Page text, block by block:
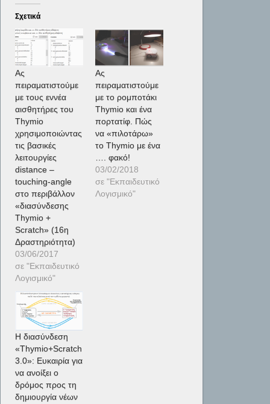
Σχετικά
Ας
πειραματιστούμε
με τους εννέα
αισθητήρες του
Thymio
χρησιμοποιώντας
τις βασικές
λειτουργίες
distance –
touching-angle
στο περιβάλλον
«διασύνδεσης
Thymio +
Scratch» (16η
Δραστηριότητα)
03/06/2017
σε "Εκπαιδευτικό
Λογισμικό"
Ας
πειραματιστούμε
με το ρομποτάκι
Thymio και ένα
πορτατίφ. Πώς
να «πιλοτάρω»
το Thymio με ένα
…. φακό!
03/02/2018
σε "Εκπαιδευτικό
Λογισμικό"
Η διασύνδεση
«Thymio+Scratch
3.0»: Ευκαιρία για
να ανοίξει ο
δρόμος προς τη
δημιουργία νέων